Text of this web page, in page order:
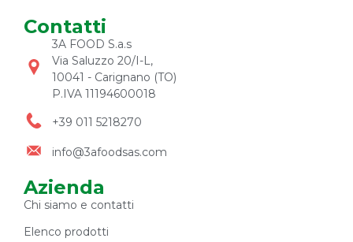
Contatti
3A FOOD S.a.s
Via Saluzzo 20/I-L,
10041 - Carignano (TO)
P.IVA 11194600018
+39 011 5218270
info@3afoodsas.com
Azienda
Chi siamo e contatti
Elenco prodotti